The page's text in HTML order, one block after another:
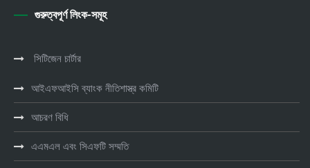
গুরুত্বপূর্ণ লিংক-সমূহ
সিটিজেন চার্টার
আইএফআইসি ব্যাংক নীতিশাস্ত্র কমিটি
আচরণ বিধি
এএমএল এবং সিএফটি সম্মতি